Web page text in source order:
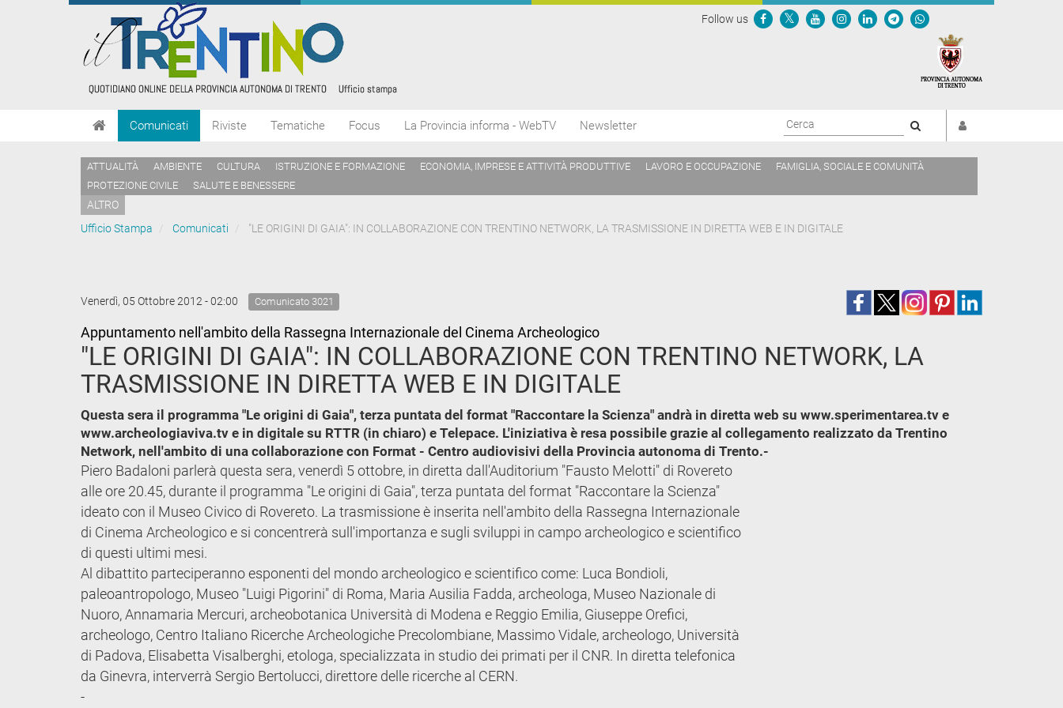
Follow us
Comunicati Riviste Tematiche Focus La Provincia informa - WebTV Newsletter
ATTUALITÀ AMBIENTE CULTURA ISTRUZIONE E FORMAZIONE ECONOMIA, IMPRESE E ATTIVITÀ PRODUTTIVE LAVORO E OCCUPAZIONE
FAMIGLIA, SOCIALE E COMUNITÀ
PROTEZIONE CIVILE
SALUTE E BENESSERE
ALTRO
Ufficio Stampa
Comunicati "LE ORIGINI DI GAIA": IN COLLABORAZIONE CON TRENTINO NETWORK, LA TRASMISSIONE IN DIRETTA WEB E IN DIGITALE
Venerdì, 05 Ottobre 2012 - 02:00 Comunicato 3021
Appuntamento nell'ambito della Rassegna Internazionale del Cinema Archeologico
"LE ORIGINI DI GAIA": IN COLLABORAZIONE CON TRENTINO NETWORK, LA
TRASMISSIONE IN DIRETTA WEB E IN DIGITALE
Questa sera il programma "Le origini di Gaia", terza puntata del format "Raccontare la Scienza" andrà in diretta web su www.sperimentarea.tv e
www.archeologiaviva.tv e in digitale su RTTR (in chiaro) e Telepace. L'iniziativa è resa possibile grazie al collegamento realizzato da Trentino
Network, nell'ambito di una collaborazione con Format - Centro audiovisivi della Provincia autonoma di Trento.-
Piero Badaloni parlerà questa sera, venerdì 5 ottobre, in diretta dall'Auditorium "Fausto Melotti" di Rovereto
alle ore 20.45, durante il programma "Le origini di Gaia", terza puntata del format "Raccontare la Scienza"
ideato con il Museo Civico di Rovereto. La trasmissione è inserita nell'ambito della Rassegna Internazionale
di Cinema Archeologico e si concentrerà sull'importanza e sugli sviluppi in campo archeologico e scientifico
di questi ultimi mesi.
Al dibattito parteciperanno esponenti del mondo archeologico e scientifico come: Luca Bondioli,
paleoantropologo, Museo "Luigi Pigorini" di Roma, Maria Ausilia Fadda, archeologa, Museo Nazionale di
Nuoro, Annamaria Mercuri, archeobotanica Università di Modena e Reggio Emilia, Giuseppe Orefici,
archeologo, Centro Italiano Ricerche Archeologiche Precolombiane, Massimo Vidale, archeologo, Università
di Padova, Elisabetta Visalberghi, etologa, specializzata in studio dei primati per il CNR. In diretta telefonica
da Ginevra, interverrà Sergio Bertolucci, direttore delle ricerche al CERN.
-